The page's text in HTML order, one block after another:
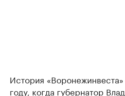
История «Воронежинвеста»
году, когда губернатор